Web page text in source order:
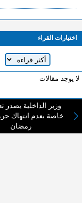
اختيارات القراء
لا يوجد مقالات
وزير الداخلية يصدر
خاصة بعدم انتهاك
رمضان
لا مانع من الإقتباس وإعادة